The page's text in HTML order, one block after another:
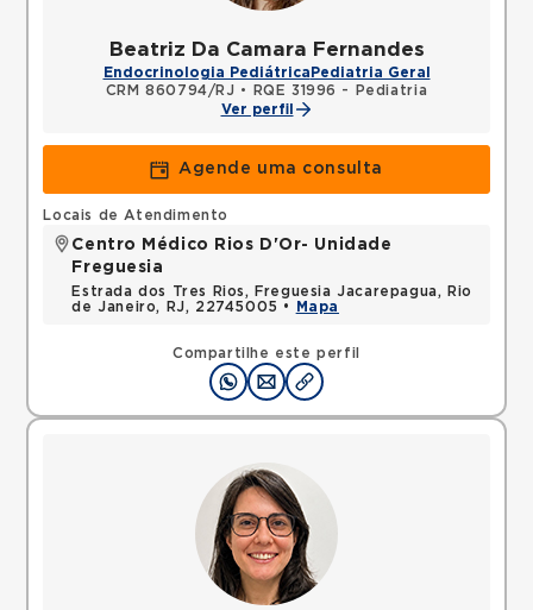
Beatriz Da Camara Fernandes
Endocrinologia Pediátrica Pediatria Geral
CRM 860794/RJ •
RQE 31996 - Pediatria
Ver perfil
Agende uma consulta
Compartilhe este perfil
Locais de Atendimento
Centro Médico Rios D'Or- Unidade
Freguesia
Estrada dos Tres Rios, Freguesia Jacarepagua, Rio
de Janeiro, RJ, 22745005 •
Mapa